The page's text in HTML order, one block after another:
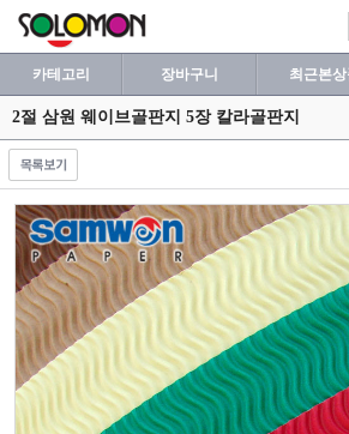
카테고리 장바구니 최근본
2절 삼원 웨이브골판지 5장 칼라골판지